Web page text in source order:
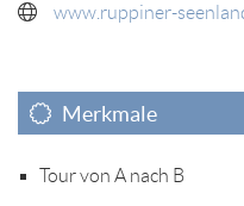
www.ruppiner-
Merkmale
Tour von A nach B